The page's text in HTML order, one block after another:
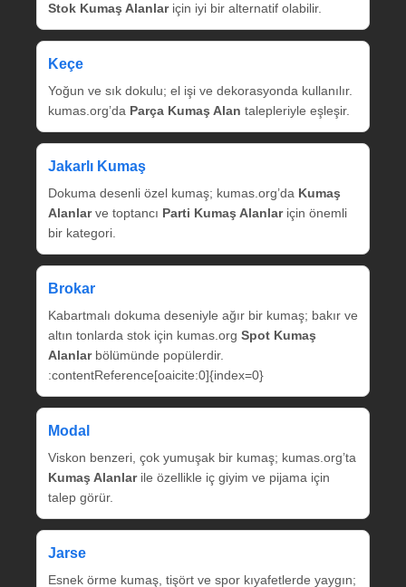
Stok Kumaş Alanlariçin iyi bir alternatif olabilir.
Keçe
Yoğun ve sık dokulu; el işi ve dekorasyonda kullanılır.
kumas.org’da Parça Kumaş Alan talepleriyle eşleşir.
Jakarlı Kumaş
Dokuma desenli özel kumaş; kumas.org’da Kumaş
Alanlarve toptancı Parti Kumaş Alanlariçin önemli
bir kategori.
Brokar
Kabartmalı dokuma deseniyle ağır bir kumaş; bakır ve
altın tonlarda stok için kumas.org Spot Kumaş
Alanlarbölümünde popülerdir.
:contentReference[oaicite:0]{index=0}
Modal
Viskon benzeri, çok yumuşak bir kumaş; kumas.org’ta
Kumaş Alanlarile özellikle iç giyim ve pijama için
talep görür.
Jarse
Esnek örme kumaş, tişört ve spor kıyafetlerde yaygın;